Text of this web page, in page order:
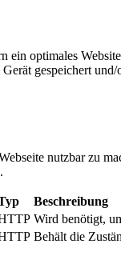
ein optimales
gespeichert und/
nutzbar zu
Beschreibung
Wird benötigt,
Behält die